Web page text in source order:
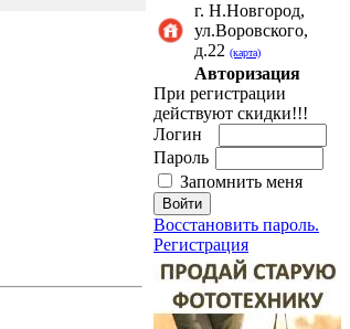
г. Н.Новгород,
ул.Воровского,
д.22 (карта)
Авторизация
При регистрации
действуют скидки!!!
Логин
Пароль
Запомнить меня
Восстановить пароль.
Регистрация